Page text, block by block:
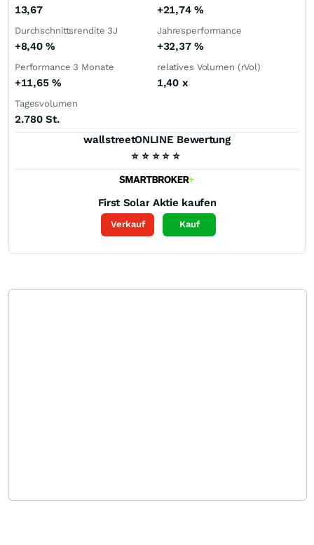
13,67 +21,74 %
Durchschnittsrendite 3J
+8,40%
Jahresperformance
+32,37 %
Performance 3 Monate
+11,65 %
relatives Volumen (rVol)
1,40 x
Tagesvolumen
2.780 St.
wallstreetONLINE Bewertung
⭐ ⭐ ⭐ ⭐ ⭐
First Solar Aktie kaufen
Verkauf Kauf